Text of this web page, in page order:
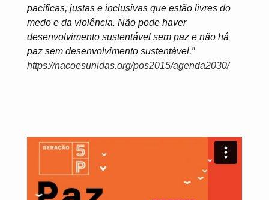
pacíficas, justas e inclusivas que estão livres do
medo e da violência. Não pode haver
desenvolvimento sustentável sem paz e não há
paz sem desenvolvimento sustentável.”
https://nacoesunidas.org/pos2015/agenda2030/